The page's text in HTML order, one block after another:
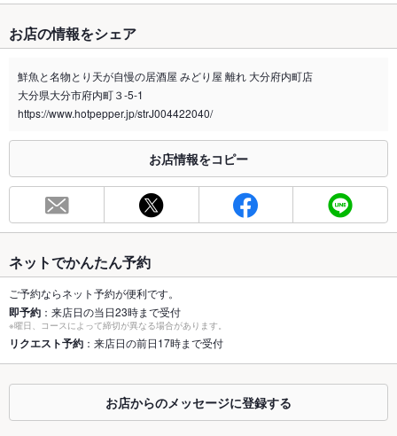
禁煙・喫煙
全席禁煙
す。
喫煙専用室 なし
※2020年4月1日～受動喫煙対策に関する法律が施行されています。正しい情報はお店へお問い
お席
総席数 120席
最大宴会収
容人数
32人(※宴会人数についてはお気軽にご相談ください。)
個室 あり
座敷 なし
カウンター
お店の情報をシェア
鮮魚と名物とり天が自慢の居酒屋 みどり屋 離れ 大分府内町店
大分県大分市府内町３-5-1
https://www.hotpepper.jp/strJ004422040/
お店情報をコピー
ネットでかんたん予約
ご予約ならネット予約が便利です。
即予約 ：来店日の当日23時まで受付
※曜日、コースによって締切が異なる場合があります。
リクエスト予約 ：来店日の前日17時まで受付
お店からのメッセージに登録する